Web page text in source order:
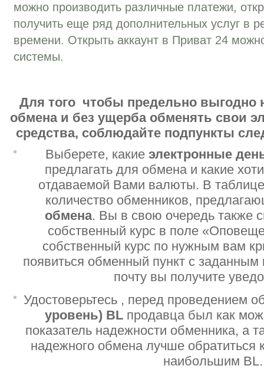
можно производить различные платежи,
получить еще ряд дополнительных услуг в
времени. Открыть аккаунт в Приват 24
системы.
Для того чтобы предельно выгодно
обмена и без ущерба обменять свои
средства, соблюдайте подпункты
Выберете, какие электронные
предлагать для обмена и какие
отдаваемой Вами валюты. В таблице
количество обменников,
обмена. Вы в свою очередь также
собственный курс в поле
собственный курс по нужным вам
появиться обменный пункт с заданным
почту вы получите
Удостоверьтесь , перед проведением
уровень) BL продавца был как
показатель надежности обменника, а
надежного обмена лучше
наибольшим BL.